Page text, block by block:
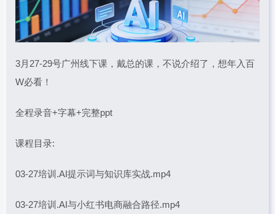
3月27-29号广州线下课，戴总的课，不说介绍了，想年入百
W必看！
全程录音+字幕+完整ppt
课程目录:
03-27培训.AI提示词与知识库实战.mp4
03-27培训.AI与小红书电商融合路径.mp4